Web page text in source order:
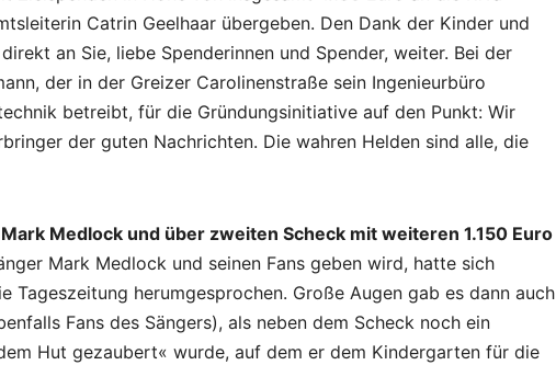
Catrin Geelhaar übergeben. Den Dank der Kinder und
an Sie, liebe Spenderinnen und Spender, weiter. Bei der
der in der Greizer Carolinenstraße sein Ingenieurbüro
betreibt, für die Gründungsinitiative auf den Punkt: Wir
der guten Nachrichten. Die wahren Helden sind alle, die
Medlock und über zweiten Scheck mit weiteren 1.150 Euro
Mark Medlock und seinen Fans geben wird, hatte sich
Tageszeitung herumgesprochen. Große Augen gab es dann auch
Fans des Sängers), als neben dem Scheck noch ein
Hut gezaubert« wurde, auf dem er dem Kindergarten für die